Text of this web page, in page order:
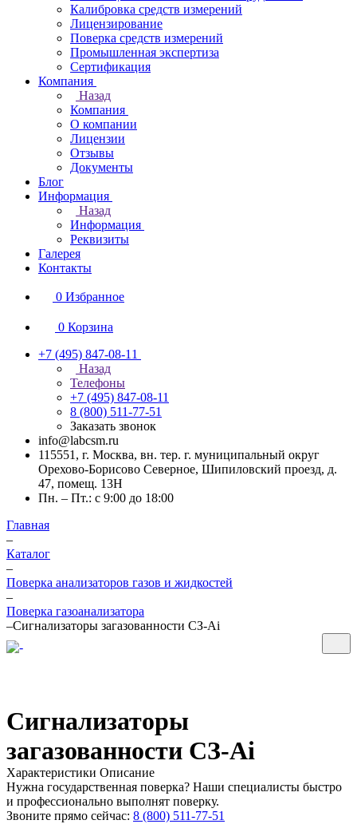
Калибровка средств измерений
Лицензирование
Поверка средств измерений
Промышленная экспертиза
Сертификация
Компания
Назад
Компания
О компании
Лицензии
Отзывы
Документы
Блог
Информация
Назад
Информация
Реквизиты
Галерея
Контакты
0 Избранное
0 Корзина
+7 (495) 847-08-11
Назад
Телефоны
+7 (495) 847-08-11
8 (800) 511-77-51
Заказать звонок
info@labcsm.ru
115551, г. Москва, вн. тер. г. муниципальный округ
Орехово-Борисово Северное, Шипиловский проезд, д.
47, помещ. 13Н
Пн. – Пт.: с 9:00 до 18:00
Главная
–
Каталог
–
Поверка анализаторов газов и жидкостей
–
Поверка газоанализатора
–Сигнализаторы загазованности СЗ-Ai
Сигнализаторы
загазованности СЗ-Ai
Характеристики Описание
Нужна государственная поверка? Наши специалисты быстро
и профессионально выполнят поверку.
Звоните прямо сейчас: 8 (800) 511-77-51